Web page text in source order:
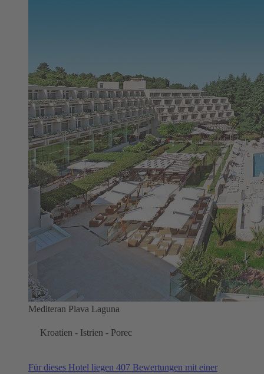
Mediteran Plava Laguna
Kroatien - Istrien - Porec
Für dieses Hotel liegen 407 Bewertungen mit einer